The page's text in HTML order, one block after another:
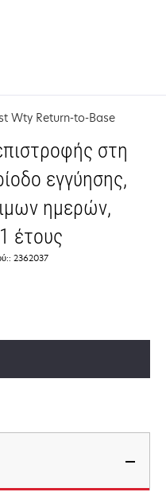
Wty Return-to-Base
στη
εγγύησης,
ημερών,
έτους
2362037